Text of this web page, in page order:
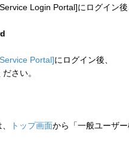
Login Portal]にログイン
Portal]にログイン後、
さい。
トップ画面から「一般ユーザー